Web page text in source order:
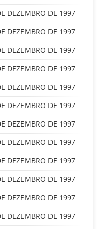
DEZEMBRO DE 1997
DEZEMBRO DE 1997
DEZEMBRO DE 1997
DEZEMBRO DE 1997
DEZEMBRO DE 1997
DEZEMBRO DE 1997
DEZEMBRO DE 1997
DEZEMBRO DE 1997
DEZEMBRO DE 1997
DEZEMBRO DE 1997
DEZEMBRO DE 1997
DEZEMBRO DE 1997